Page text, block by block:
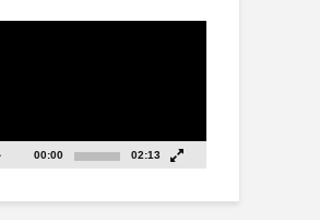
00:00 02:13